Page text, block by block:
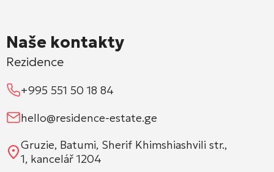
Naše kontakty
Rezidence
+995 551 50 18 84
hello@residence-estate.ge
Gruzie, Batumi, Sherif Khimshiashvili str.,
1, kancelář 1204